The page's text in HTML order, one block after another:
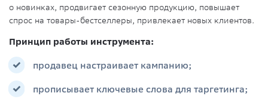
о новинках, продвигает сезонную продукцию, повышает
спрос на товары-бестселлеры, привлекает новых клиентов.
Принцип работы инструмента:
продавец настраивает кампанию;
прописывает ключевые слова для таргетинга;